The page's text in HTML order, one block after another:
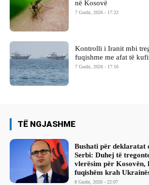
në Kosovë
7 Gusht, 2026 - 17:22
Kontrolli i Iranit mbi
fuqishme me afat të
7 Gusht, 2026 - 17:16
TË NGJASHME
Bushati për deklaratat
Serbi: Duhej të
vlerësim për Kosovën,
fuqishëm krah
8 Gusht, 2026 - 22:07